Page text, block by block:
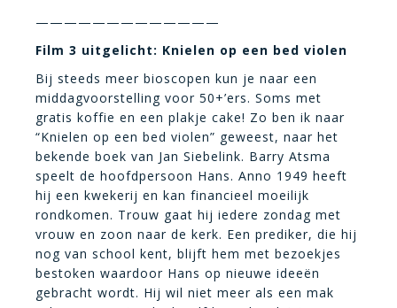
—————————————
Film 3 uitgelicht: Knielen op een bed violen
Bij steeds meer bioscopen kun je naar een
middagvoorstelling voor 50+’ers. Soms met
gratis koffie en een plakje cake! Zo ben ik naar
“Knielen op een bed violen” geweest, naar het
bekende boek van Jan Siebelink. Barry Atsma
speelt de hoofdpersoon Hans. Anno 1949 heeft
hij een kwekerij en kan financieel moeilijk
rondkomen. Trouw gaat hij iedere zondag met
vrouw en zoon naar de kerk. Een prediker, die hij
nog van school kent, blijft hem met bezoekjes
bestoken waardoor Hans op nieuwe ideeën
gebracht wordt. Hij wil niet meer als een mak